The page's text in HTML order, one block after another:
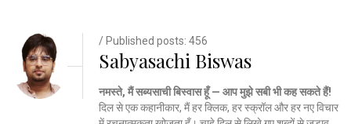
/ Published posts: 456
Sabyasachi Biswas
नमस्ते, मैं सब्यसाची बिस्वास हूँ — आप मुझे सबी भी कह सकते हैं!
दिल से एक कहानीकार, मैं हर क्लिक, हर स्क्रॉल और हर नए विचार